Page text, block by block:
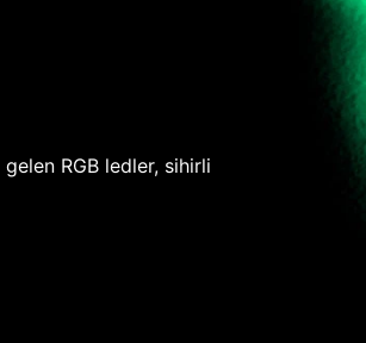
gelen RGB ledler, sihirli